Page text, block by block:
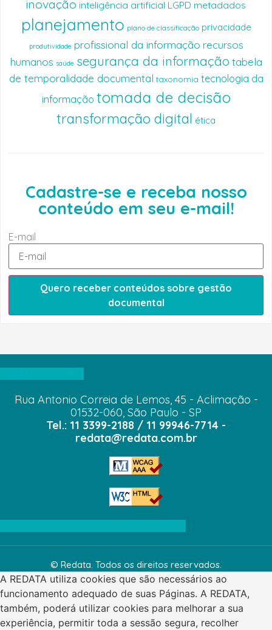
inovação inteligência artificial LGPD metadados
planejamento plano de classificação privacidade
produtividade profissional da informação recursos
humanos saúde segurança da informação tabela
de temporalidade documental taxonomia tecnologia da
informação tomada de decisão
transformação digital ética
Cadastre-se e receba nosso
conteúdo em seu e-mail!
E-mail
Quero receber conteúdos sobre gestão
documental
Rua Antonio Correia de Lemos, 45 - Aclimação -
01532-060, São Paulo - SP
Tel.: 11 3399-2188 / 11 99946-7714 -
redata@redata.com.br
© Redata. Todos os direitos reservados.
A REDATA utiliza cookies que são necessários ao
funcionamento adequado de suas Páginas. A REDATA,
também, poderá utilizar cookies para melhorar a sua
experiência, permitir toda a sessão segura, recolher